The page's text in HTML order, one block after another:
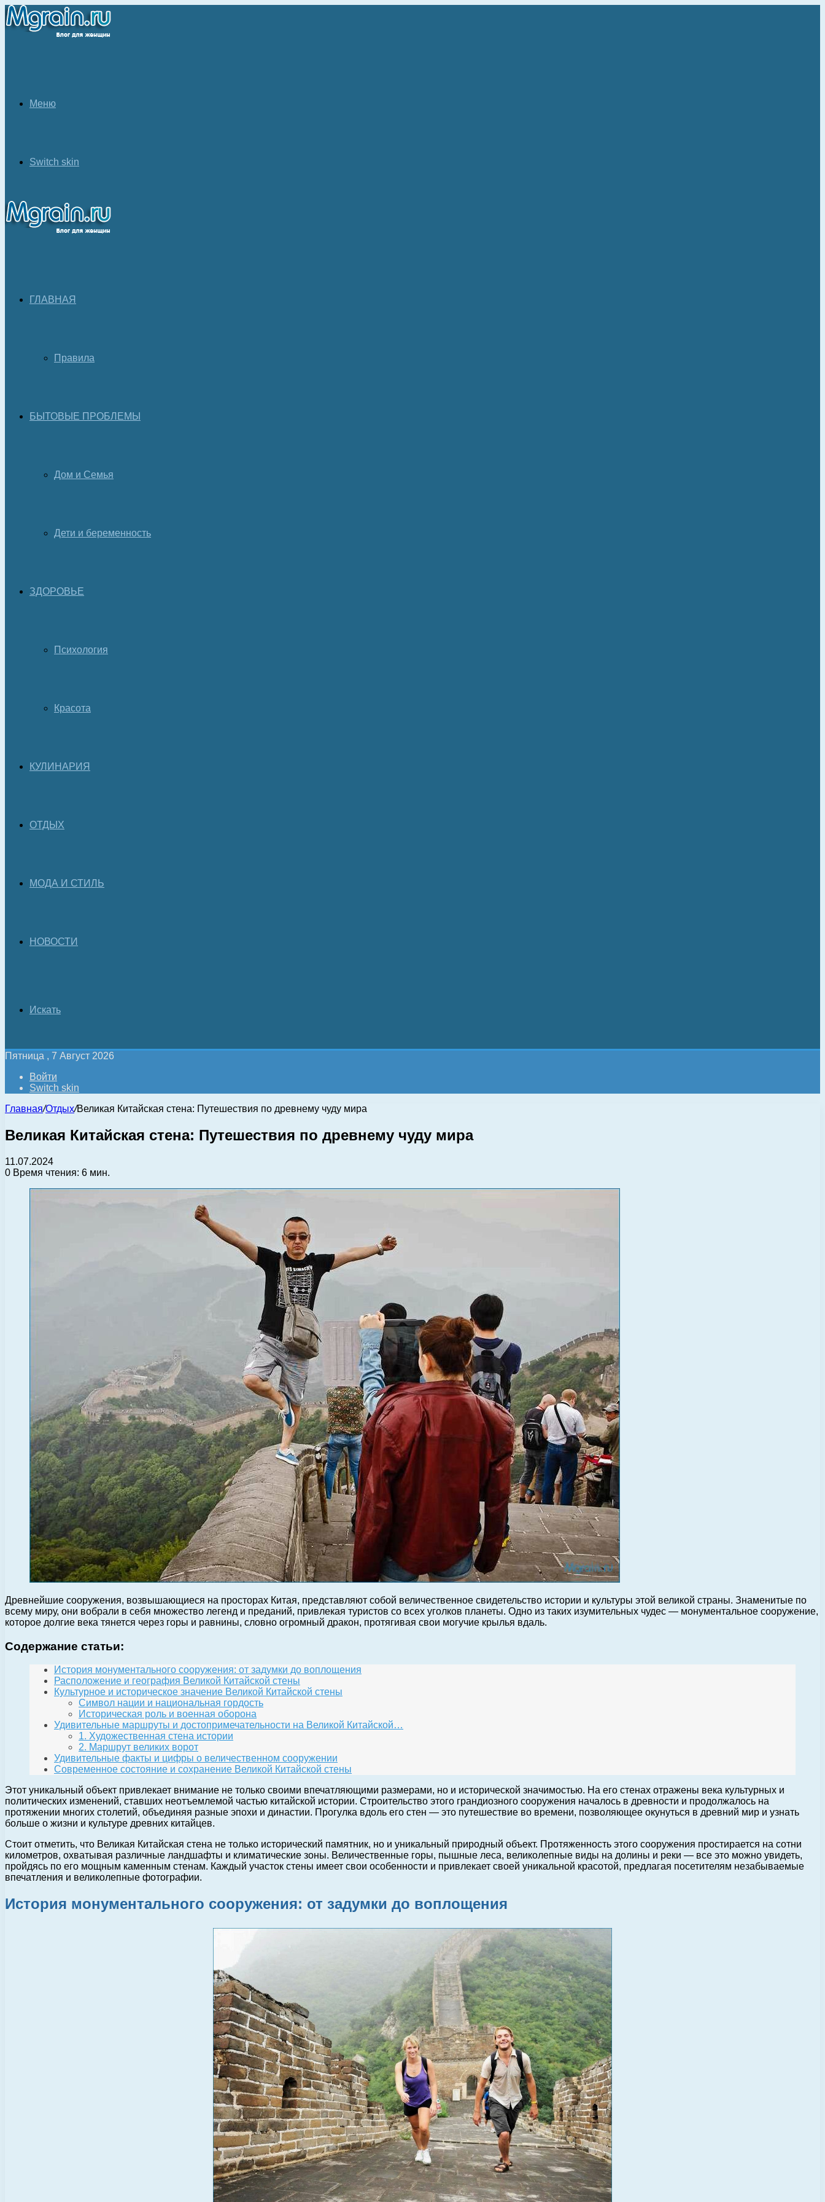
Меню
Switch skin
ГЛАВНАЯ
Правила
БЫТОВЫЕ ПРОБЛЕМЫ
Дом и Семья
Дети и беременность
ЗДОРОВЬЕ
Психология
Красота
КУЛИНАРИЯ
ОТДЫХ
МОДА И СТИЛЬ
НОВОСТИ
Искать
Пятница , 7 Август 2026
Войти
Switch skin
Главная/Отдых/Великая Китайская стена: Путешествия по древнему чуду мира
Великая Китайская стена: Путешествия по древнему чуду мира
11.07.2024
0 Время чтения: 6 мин.
Древнейшие сооружения, возвышающиеся на просторах Китая, представляют собой величественное свидетельство истории и культуры этой великой страны. Знаменитые по
всему миру, они вобрали в себя множество легенд и преданий, привлекая туристов со всех уголков планеты. Одно из таких изумительных чудес — монументальное сооружение,
которое долгие века тянется через горы и равнины, словно огромный дракон, протягивая свои могучие крылья вдаль.
Содержание статьи:
История монументального сооружения: от задумки до воплощения
Расположение и география Великой Китайской стены
Культурное и историческое значение Великой Китайской стены
Символ нации и национальная гордость
Историческая роль и военная оборона
Удивительные маршруты и достопримечательности на Великой Китайской…
1. Художественная стена истории
2. Маршрут великих ворот
Удивительные факты и цифры о величественном сооружении
Современное состояние и сохранение Великой Китайской стены
Этот уникальный объект привлекает внимание не только своими впечатляющими размерами, но и исторической значимостью. На его стенах отражены века культурных и
политических изменений, ставших неотъемлемой частью китайской истории. Строительство этого грандиозного сооружения началось в древности и продолжалось на
протяжении многих столетий, объединяя разные эпохи и династии. Прогулка вдоль его стен — это путешествие во времени, позволяющее окунуться в древний мир и узнать
больше о жизни и культуре древних китайцев.
Стоит отметить, что Великая Китайская стена не только исторический памятник, но и уникальный природный объект. Протяженность этого сооружения простирается на сотни
километров, охватывая различные ландшафты и климатические зоны. Величественные горы, пышные леса, великолепные виды на долины и реки — все это можно увидеть,
пройдясь по его мощным каменным стенам. Каждый участок стены имеет свои особенности и привлекает своей уникальной красотой, предлагая посетителям незабываемые
впечатления и великолепные фотографии.
История монументального сооружения: от задумки до воплощения